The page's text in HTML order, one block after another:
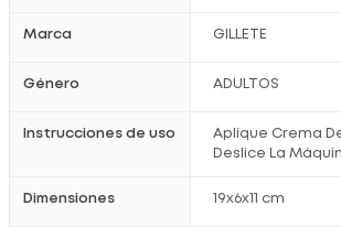
- No Se Deje Al Alcance De Niños, Producto
Uso
- Aplique Crema De Afeitar Y Luego Deslice
Marca GILLETE
Género ADULTOS
Instrucciones de uso
Aplique Crema
Deslice La
Dimensiones 19x6x11 cm